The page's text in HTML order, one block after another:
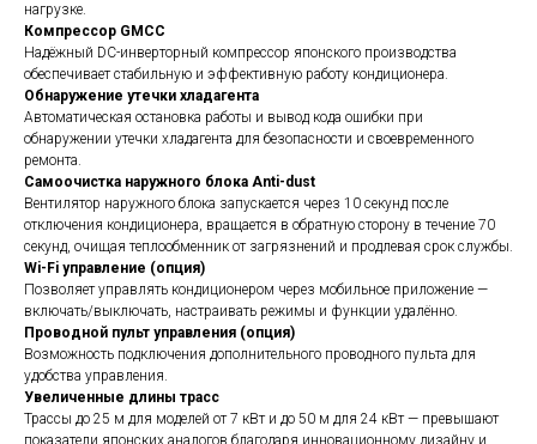
нагрузке.
Компрессор GMCC
Надёжный DC-инверторный компрессор японского производства
обеспечивает стабильную и эффективную работу кондиционера.
Обнаружение утечки хладагента
Автоматическая остановка работы и вывод кода ошибки при
обнаружении утечки хладагента для безопасности и своевременного
ремонта.
Самоочистка наружного блока Anti-dust
Вентилятор наружного блока запускается через 10 секунд после
отключения кондиционера, вращается в обратную сторону в течение 70
секунд, очищая теплообменник от загрязнений и продлевая срок службы.
Wi-Fi управление (опция)
Позволяет управлять кондиционером через мобильное приложение —
включать/выключать, настраивать режимы и функции удалённо.
Проводной пульт управления (опция)
Возможность подключения дополнительного проводного пульта для
удобства управления.
Увеличенные длины трасс
Трассы до 25 м для моделей от 7 кВт и до 50 м для 24 кВт — превышают